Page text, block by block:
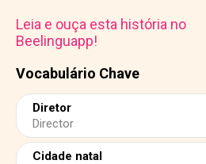
Vocabulário Chave
Diretor
Director
Cidade natal
Leia e ouça esta história no
Beelinguapp!